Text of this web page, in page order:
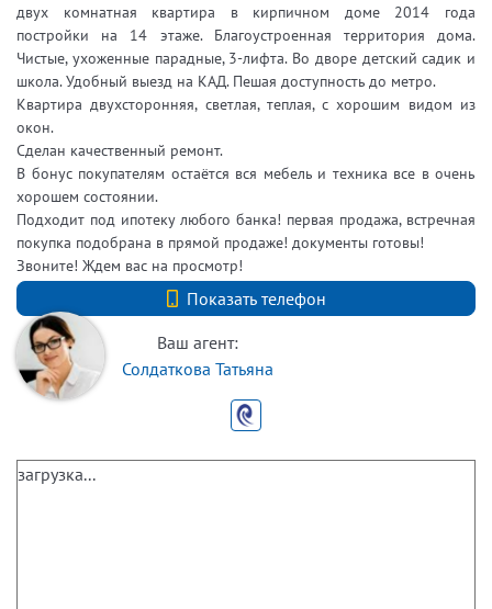
двух комнатная квартира в кирпичном доме 2014 года
постройки на 14 этаже. Благоустроенная территория дома.
Чистые, ухоженные парадные, 3-лифта. Во дворе детский садик и
школа. Удобный выезд на КАД. Пешая доступность до метро.
Квартира двухсторонняя, светлая, теплая, с хорошим видом из
окон.
Сделан качественный ремонт.
В бонус покупателям остаётся вся мебель и техника все в очень
хорошем состоянии.
Подходит под ипотеку любого банка! первая продажа, встречная
покупка подобрана в прямой продаже! документы готовы!
Звоните! Ждем вас на просмотр!
Показать телефон
+7 (812) 740-70-40
Ваш агент:
Солдаткова Татьяна
загрузка...